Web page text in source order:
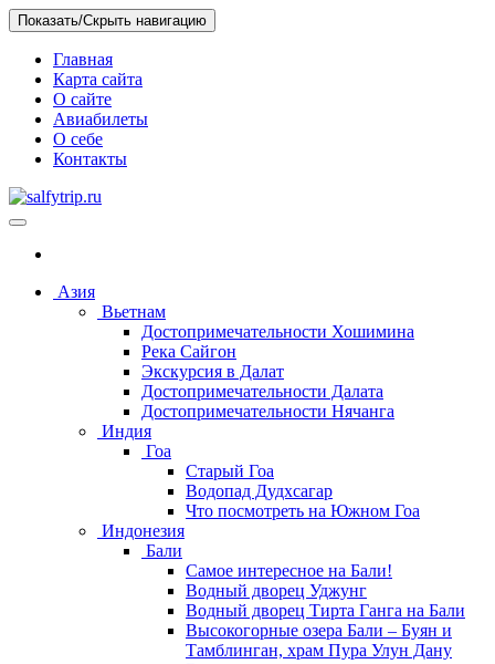
Skip
to
content
Показать/Скрыть навигацию
Главная
Карта сайта
О сайте
Авиабилеты
О себе
Контакты
отелях
Азия
Вьетнам
Достопримечательности Хошимина
Река Сайгон
Экскурсия в Далат
Достопримечательности Далата
Достопримечательности Нячанга
Индия
Гоа
Старый Гоа
Водопад Дудхсагар
Что посмотреть на Южном Гоа
Индонезия
Бали
Самое интересное на Бали!
Водный дворец Уджунг
Водный дворец Тирта Ганга на Бали
Высокогорные озера Бали – Буян и
Тамблинган, храм Пура Улун Дану